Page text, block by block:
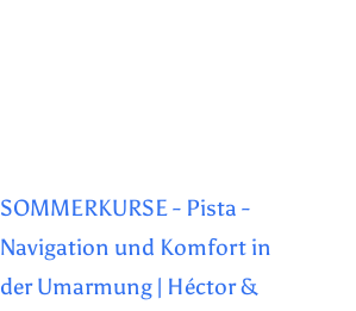
SOMMERKURSE - Pista -
Navigation und Komfort in
der Umarmung | Héctor &